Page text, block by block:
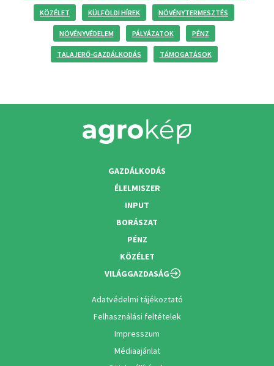
KÖZÉLET KÜLFÖLDI HÍREK NÖVÉNYTERMESZTÉS
NÖVÉNYVÉDELEM PÁLYÁZATOK PÉNZ
TALAJERŐ-GAZDÁLKODÁS TÁMOGATÁSOK
GAZDÁLKODÁS
ÉLELMISZER
INPUT
BORÁSZAT
PÉNZ
KÖZÉLET
VILÁGGAZDASÁG
Adatvédelmi tájékoztató
Felhasználási feltételek
Impresszum
Médiaajánlat